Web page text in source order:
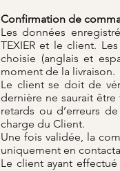
Confirmation de
Les données
TEXIER et le client.
choisie (anglais et
moment de la livraison.
Le client se doit de
dernière ne saurait
retards ou d’erreurs
charge du Client.
Une fois validée, la
uniquement en
Le client ayant